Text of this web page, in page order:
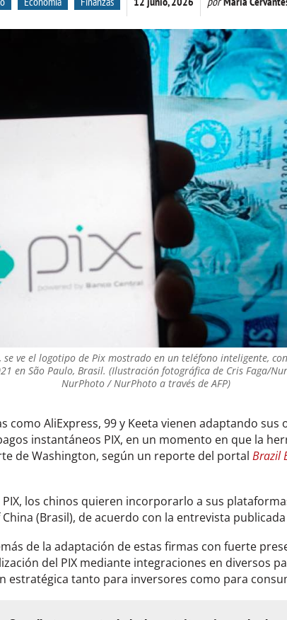
ve el logotipo de Pix mostrado en un teléfono inteligente,
en São Paulo, Brasil. (Ilustración fotográfica de Cris Faga/
NurPhoto / NurPhoto a través de AFP)
como AliExpress, 99 y Keeta vienen adaptando sus
instantáneos PIX, en un momento en que la
de Washington, según un reporte del portal Brazil
PIX, los chinos quieren incorporarlo a sus
(Brasil), de acuerdo con la entrevista
de la adaptación de estas firmas con fuerte
del PIX mediante integraciones en diversos
estratégica tanto para inversores como para